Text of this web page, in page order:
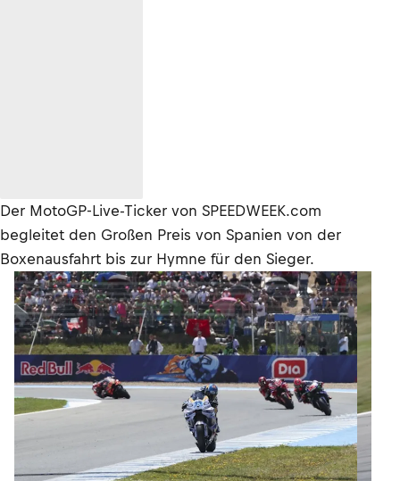
Der MotoGP-Live-Ticker von SPEEDWEEK.com
begleitet den Großen Preis von Spanien von der
Boxenausfahrt bis zur Hymne für den Sieger.